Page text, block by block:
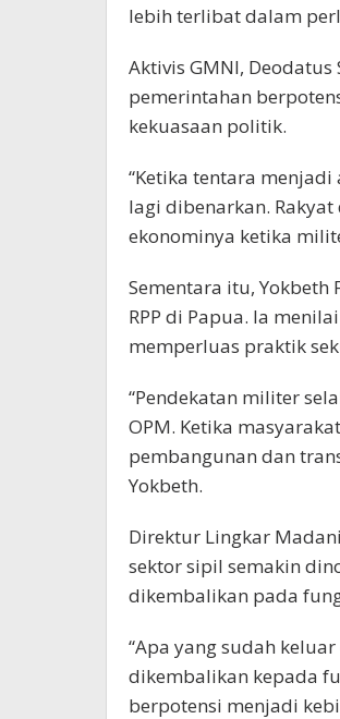
lebih terlibat dalam
Aktivis GMNI,
pemerintahan
kekuasaan politik.
“Ketika tentara
lagi dibenarkan.
ekonominya ketika
Sementara itu, Yokbeth
RPP di Papua. Ia
memperluas praktik
“Pendekatan militer
OPM. Ketika
pembangunan dan
Yokbeth.
Direktur Lingkar
sektor sipil semakin
dikembalikan pada
“Apa yang sudah
dikembalikan kepada
berpotensi menjadi